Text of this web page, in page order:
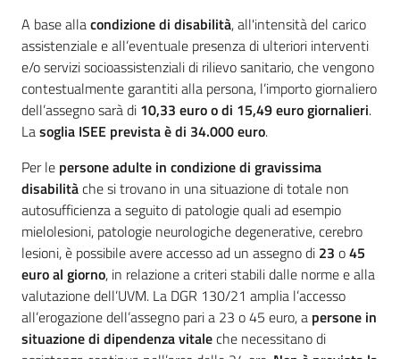
A base allacondizione di disabilità, all'intensità del carico
assistenziale e all’eventuale presenza di ulteriori interventi
e/o servizi socioassistenziali di rilievo sanitario, che vengono
contestualmente garantiti alla persona, l’importo giornaliero
dell’assegno sarà di 10,33 euro o di 15,49 euro giornalieri.
Lasoglia ISEE prevista è di 34.000 euro.
Per le persone adulte in condizione di gravissima
disabilitàche si trovano in una situazione di totale non
autosufficienza a seguito di patologie quali ad esempio
mielolesioni, patologie neurologiche degenerative, cerebro
lesioni, è possibile avere accesso ad un assegno di 23 o45
euro al giorno, in relazione a criteri stabili dalle norme e alla
valutazione dell’UVM. La DGR 130/21 amplia l’accesso
all’erogazione dell’assegno pari a 23 o 45 euro, a persone in
situazione di dipendenza vitaleche necessitano di